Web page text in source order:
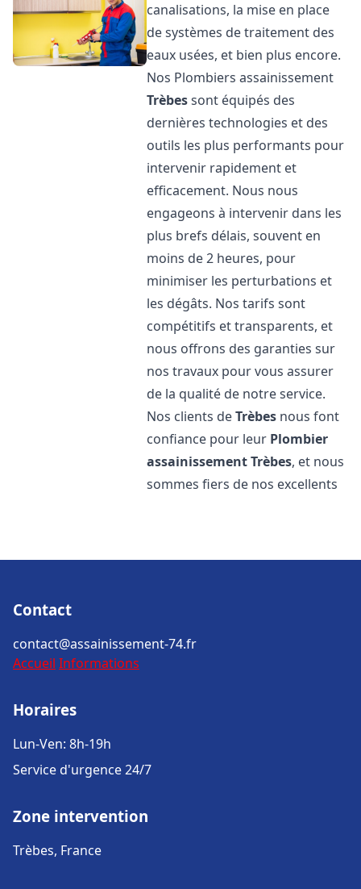
canalisations, la mise en place
de systèmes de traitement des
eaux usées, et bien plus encore.
Nos Plombiers assainissement
Trèbessont équipés des
dernières technologies et des
outils les plus performants pour
intervenir rapidement et
efficacement. Nous nous
engageons à intervenir dans les
plus brefs délais, souvent en
moins de 2 heures, pour
minimiser les perturbations et
les dégâts. Nos tarifs sont
compétitifs et transparents, et
nous offrons des garanties sur
nos travaux pour vous assurer
de la qualité de notre service.
Nos clients deTrèbes nous font
confiance pour leur Plombier
assainissementTrèbes, et nous
sommes fiers de nos excellents
Contact
contact@assainissement-74.fr
Accueil Informations
Horaires
Lun-Ven: 8h-19h
Service d'urgence 24/7
Zone intervention
Trèbes, France